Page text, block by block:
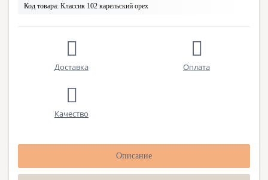
Код товара: Классик 102 карельский орех
Доставка Оплата
Качество
Описание